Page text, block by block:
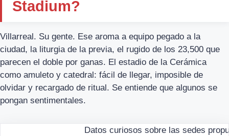
Stadium?
Villarreal. Su gente. Ese aroma a equipo pegado a la
ciudad, la liturgia de la previa, el rugido de los 23,500 que
parecen el doble por ganas. El estadio de la Cerámica
como amuleto y catedral: fácil de llegar, imposible de
olvidar y recargado de ritual. Se entiende que algunos se
pongan sentimentales.
Datos curiosos sobre las sedes